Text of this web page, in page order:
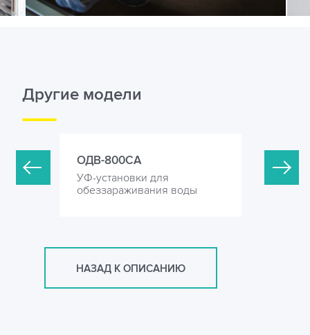
Другие модели
ОДВ-800СА
УФ-установки для
обеззараживания воды
ОДВ-5-
УФ-
НАЗАД К ОПИСАНИЮ